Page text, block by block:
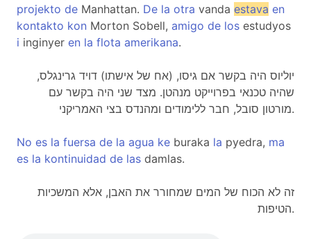
projekto de Manhattan. De la otra vanda estava en
kontakto kon Morton Sobell, amigo de los estudyos
i inginyer en la flota amerikana.
יוליוס היה בקשר אם גיסו, (אח של אישתו) דויד גרינגלס,
שהיה טכנאי בפרוייקט מנהטן. מצד שני היה בקשר עם
מורטון סובל, חבר ללימודים ומהנדס בצי האמריקני.
No es la fuersa de la agua ke buraka la pyedra, ma
es la kontinuidad de las damlas.
זה לא הכוח של המים שמחורר את האבן, אלא המשכיות
הטיפות.